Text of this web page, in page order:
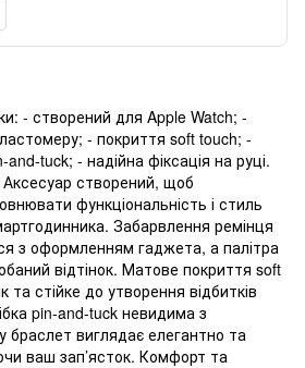
- створений для Apple Watch; -
- покриття soft touch; -
tuck; - надійна фіксація на руці.
Аксесуар створений, щоб
функціональність і стиль
Забарвлення ремінця
з оформленням гаджета, а палітра
відтінок. Матове покриття soft
стійке до утворення відбитків
pin-and-tuck невидима з
браслет виглядає елегантно та
ваш зап’ясток. Комфорт та